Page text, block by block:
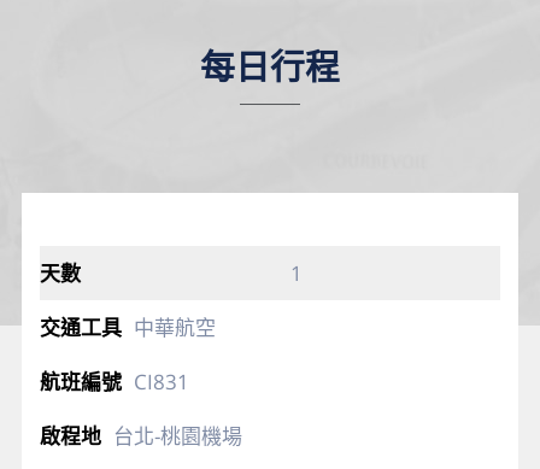
每日行程
1
中華航空
CI831
台北-桃園機場